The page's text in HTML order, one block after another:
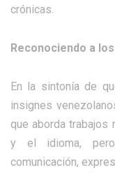
crónicas.
Reconociendo a
En la sintonía de
insignes
que aborda trabajos
y el idioma,
comunicación,